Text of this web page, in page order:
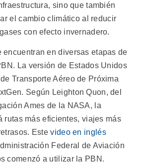
sino que también
el cambio climático al reducir
con efecto invernadero.
encuentran en diversas etapas de
La versión de Estados Unidos
Transporte Aéreo de Próxima
Según Leighton Quon, del
Ames de la NASA, la
rutas más eficientes, viajes más
Estevideo en inglés
Federal de Aviación
comenzó a utilizar la PBN.